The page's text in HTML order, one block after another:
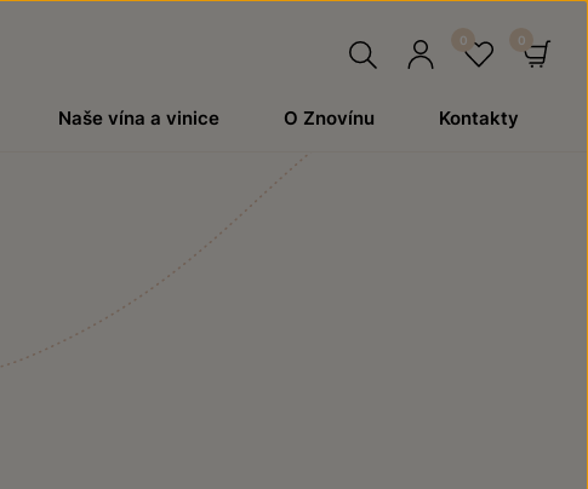
Naše vína a vinice O Znovínu Kontakty